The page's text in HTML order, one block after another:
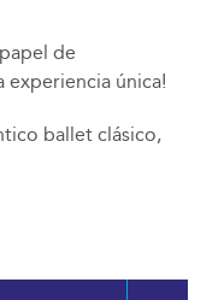
de
experiencia única!
ballet clásico,